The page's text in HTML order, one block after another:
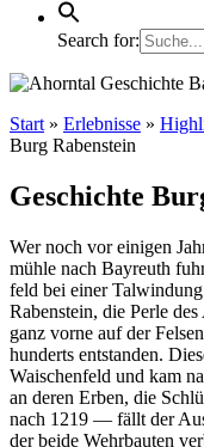
Search for:
Start » Erlebnisse »
Burg Rabenstein
Geschichte
Wer noch vor einigen
mühle nach Bayreuth
feld bei einer
Raben­stein, die Perle
ganz vorne auf der
hun­derts entstanden.
Waischen­feld und kam
an deren Erben, die
nach 1219 — fällt der
der beide Wehr­bauten